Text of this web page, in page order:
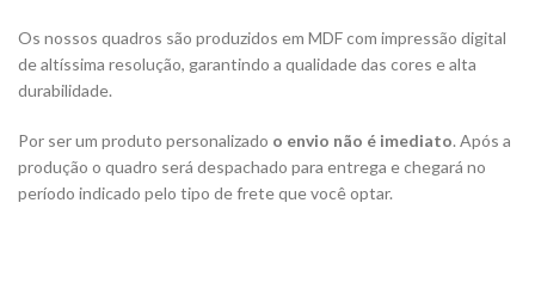
Os nossos quadros são produzidos em MDF com impressão digital
de altíssima resolução, garantindo a qualidade das cores e alta
durabilidade.
Por ser um produto personalizado o envio não é imediato. Após a
produção o quadro será despachado para entrega e chegará no
período indicado pelo tipo de frete que você optar.